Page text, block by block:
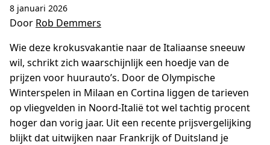
8 januari 2026
Door Rob Demmers
Wie deze krokusvakantie naar de Italiaanse sneeuw
wil, schrikt zich waarschijnlijk een hoedje van de
prijzen voor huurauto’s. Door de Olympische
Winterspelen in Milaan en Cortina liggen de tarieven
op vliegvelden in Noord-Italië tot wel tachtig procent
hoger dan vorig jaar. Uit een recente prijsvergelijking
blijkt dat uitwijken naar Frankrijk of Duitsland je